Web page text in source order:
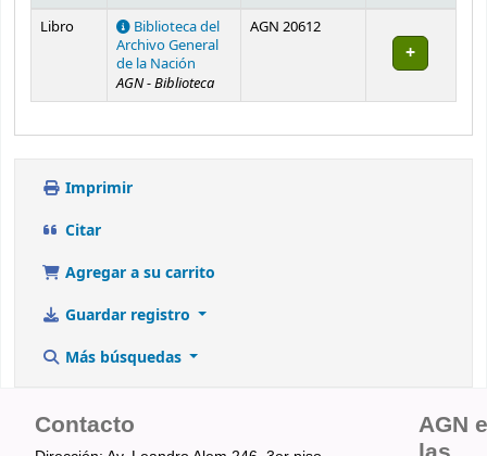
Existencias
Libro
Biblioteca del
Archivo General
de la Nación
AGN - Biblioteca
AGN 20612
Imprimir
Citar
Agregar a su carrito
Guardar registro
Más búsquedas
Contacto
AGN
las